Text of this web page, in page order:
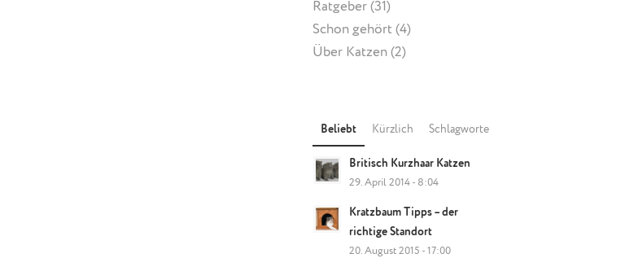
Ratgeber(31)
Schon gehört(4)
Über Katzen(2)
Beliebt Kürzlich Schlagworte
Britisch Kurzhaar Katzen
29. April 2014 - 8:04
Kratzbaum Tipps – der
richtige Standort
20. August 2015 - 17:00